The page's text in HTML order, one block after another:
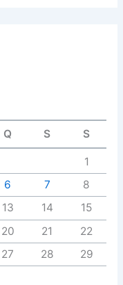
Q S S
1
6 7
8
13 14
15
20 21
22
27 28
29